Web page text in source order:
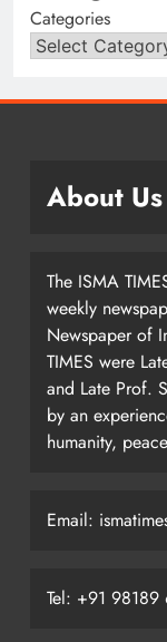
Categories
About Us
The ISMA
weekly
Newspaper of
TIMES were
and Late Prof.
by an
humanity,
Email:
Tel: +91